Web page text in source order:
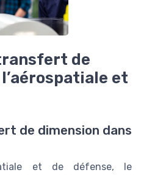
de
et
de dimension dans
et de défense, le